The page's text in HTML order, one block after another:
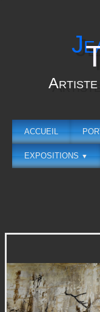
Artiste
ACCUEIL
EXPOSITIONS ▼